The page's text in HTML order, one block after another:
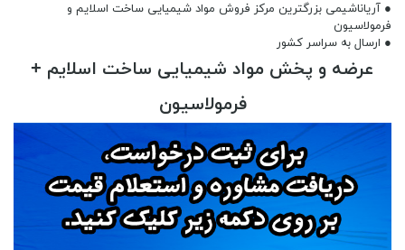
● آریاناشیمی بزرگترین مرکز فروش مواد شیمیایی ساخت اسلایم و
فرمولاسیون
● ارسال به سراسر کشور
عرضه و پخش مواد شیمیایی ساخت اسلایم +
فرمولاسیون